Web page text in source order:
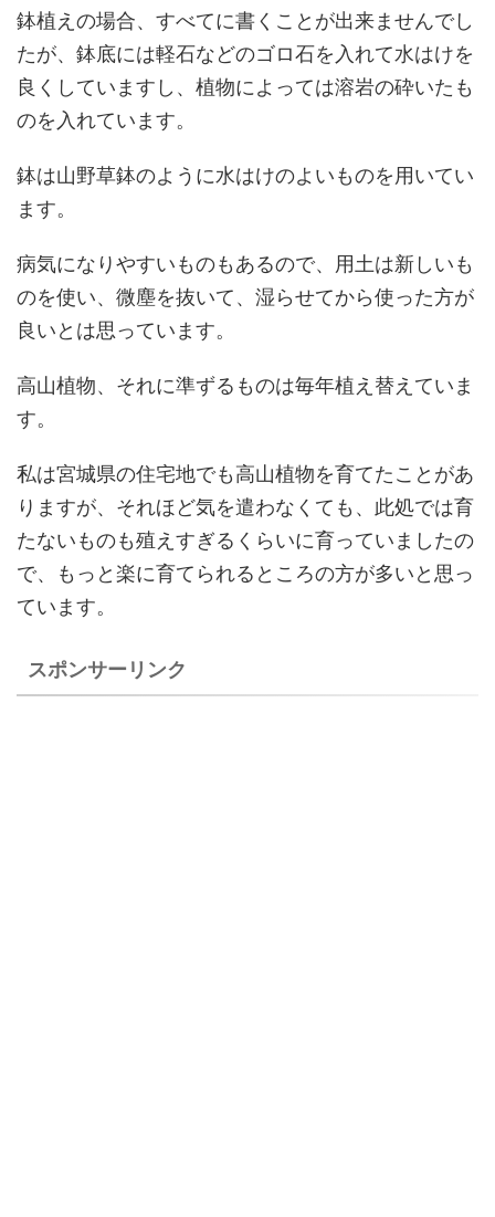
鉢植えの場合、すべてに書くことが出来ませんでし
たが、鉢底には軽石などのゴロ石を入れて水はけを
良くしていますし、植物によっては溶岩の砕いたも
のを入れています。
鉢は山野草鉢のように水はけのよいものを用いてい
ます。
病気になりやすいものもあるので、用土は新しいも
のを使い、微塵を抜いて、湿らせてから使った方が
良いとは思っています。
高山植物、それに準ずるものは毎年植え替えていま
す。
私は宮城県の住宅地でも高山植物を育てたことがあ
りますが、それほど気を遣わなくても、此処では育
たないものも殖えすぎるくらいに育っていましたの
で、もっと楽に育てられるところの方が多いと思っ
ています。
スポンサーリンク